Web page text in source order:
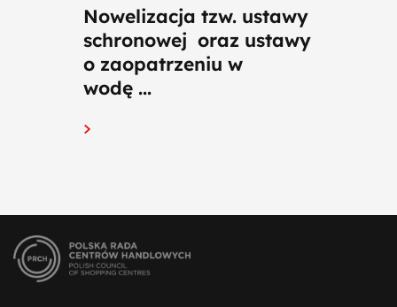
Nowelizacja tzw. ustawy
schronowej oraz ustawy
o zaopatrzeniu w
wodę ...